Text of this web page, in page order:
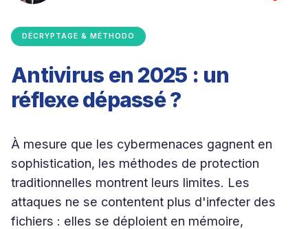
DÉCRYPTAGE & MÉTHODO
Antivirus en 2025 : un
réflexe dépassé ?
À mesure que les cybermenaces gagnent en
sophistication, les méthodes de protection
traditionnelles montrent leurs limites. Les
attaques ne se contentent plus d'infecter des
fichiers : elles se déploient en mémoire,